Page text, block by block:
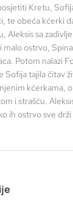
Kretu,
te obeća kćerki
Aleksis sa
malo ostrvo,
Potom nalazi
Sofija tajila čitav
kćerkama,
i strašću.
ih ostrvo sve